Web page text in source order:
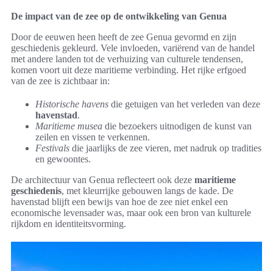
De impact van de zee op de ontwikkeling van Genua
Door de eeuwen heen heeft de zee Genua gevormd en zijn
geschiedenis gekleurd. Vele invloeden, variërend van de handel
met andere landen tot de verhuizing van culturele tendensen,
komen voort uit deze maritieme verbinding. Het rijke erfgoed
van de zee is zichtbaar in:
Historische havens die getuigen van het verleden van deze
havenstad.
Maritieme musea die bezoekers uitnodigen de kunst van
zeilen en vissen te verkennen.
Festivals die jaarlijks de zee vieren, met nadruk op tradities
en gewoontes.
De architectuur van Genua reflecteert ook deze maritieme
geschiedenis, met kleurrijke gebouwen langs de kade. De
havenstad blijft een bewijs van hoe de zee niet enkel een
economische levensader was, maar ook een bron van kulturele
rijkdom en identiteitsvorming.